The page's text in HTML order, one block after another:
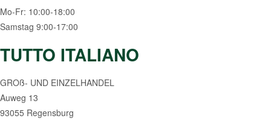
Mo-Fr: 10:00-18:00
Samstag 9:00-17:00
TUTTO ITALIANO
GROß- UND EINZELHANDEL
Auweg 13
93055 Regensburg